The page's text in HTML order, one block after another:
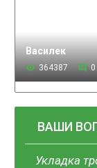
Василек
364387 0
ВАШИ
Укладка